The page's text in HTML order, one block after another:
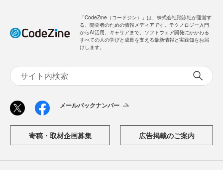
「CodeZine（コードジン）」は、株式会社翔泳社が運営す
る、開発者のための情報メディアです。テクノロジー入門
からAI活用、キャリアまで、ソフトウェア開発にかかわる
すべての人の学びと成長を支える最新情報と実践知をお届
けします。
メールバックナンバー
寄稿・取材企画募集 広告掲載のご案内